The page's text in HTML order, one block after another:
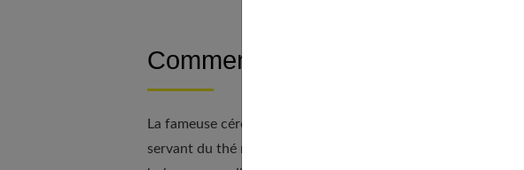
Comment préparer le matcha
La fameuse cérémonie du thé japonais est une véritable
servant du thé matcha soigneusement préparé suivant les